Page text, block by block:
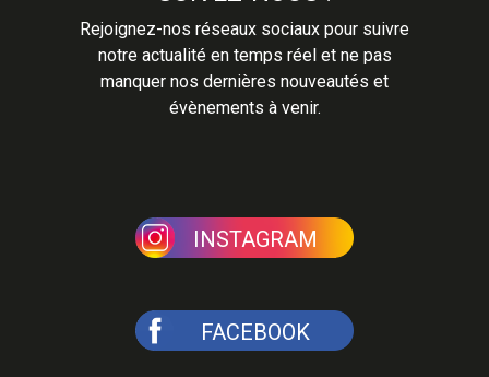
Rejoignez-nos réseaux sociaux pour suivre
notre actualité en temps réel et ne pas
manquer nos dernières nouveautés et
évènements à venir.
INSTAGRAM
FACEBOOK